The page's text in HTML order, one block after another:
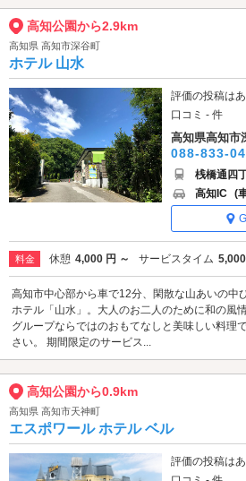
高知公園から2.9km
高知県 高知市深谷町
ホテル 山水
評価の投稿はあ
口コミ - 件
高知県高知市
088-833-
桟橋通四
高知IC (
料金 休憩 4,000 円 ～ サービスタイム
高知市中心部から車で12分、閑散な山あいの中
ホテル「山水」。大人のお二人のために和の風
グループならではのおもてなしと美味しい料理
さい。 期間限定のサービス...
高知公園から0.9km
高知県 高知市天神町
エスポワール ホテル ベル
評価の投稿はあ